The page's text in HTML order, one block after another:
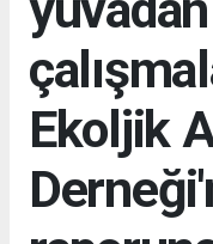
Ekoljik